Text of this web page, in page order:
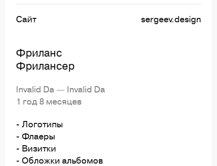
Сайт sergeev.design
Фриланс
Фрилансер
Invalid Da — Invalid Da
1 год 8 месяцев
- Логотипы
- Флаеры
- Визитки
- Обложки альбомов